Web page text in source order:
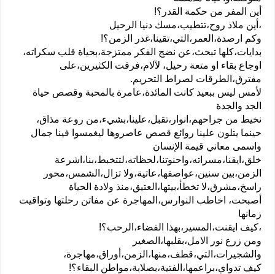
أين المفر من حكمة القدر؟!
،أين ملاذ روح،تتطيب،مسك دنيا الرحيل
وكم ارصدة،العمر،التي،تقينا،غدر الزمن؟!
بدايات،كلها تبحث،عن نضج الفكر ممتزجة،بحياة قلب سكراته،
اوجاع بقاء او متعة رحيل، لآلام،فرقت الكثيرين،على
مفترق،الطرقات لصراط التحريم.
لأمس ليس ببعيد كانت المائدة،عامرة بالمحبة وقصص حياة
الجد والجدة
نخيط من جراحهم،انوار،تقبل،علينا،بشيء،من روعة مذاق،
حينما يتلون علينا روائع قصص عاصروها ليغمسوا فينا جمال
واسمى معاني قيمة الإنسان
خلق،ايقنا،مسراته،واحنوتنا،لحظاته،لتتخبط،بنا،اشرعة
الزمن،بين سنين،عواصفها،عاتية،ولا تزال،الشمس،محور
راسخ،مشرق،لا تخطأ،بيتها،العتيق،منذ ولادة الحياة
أصبحت، اخاطب النوارس،المهاجرة عن مفاتن رحلتها وتواقيت
زمانها
،كيف ايقنت،المسير،بهذا الفضاء،الرحب؟!
ومن زرع نور الامل،بقلبها،الصغير
والشجيرات،التي،قطف،منها،الزمن،أوراق،مهاجرة،
كيف تدواي،براعمها،الفتية،بصلابة،مواطن البقاء؟!